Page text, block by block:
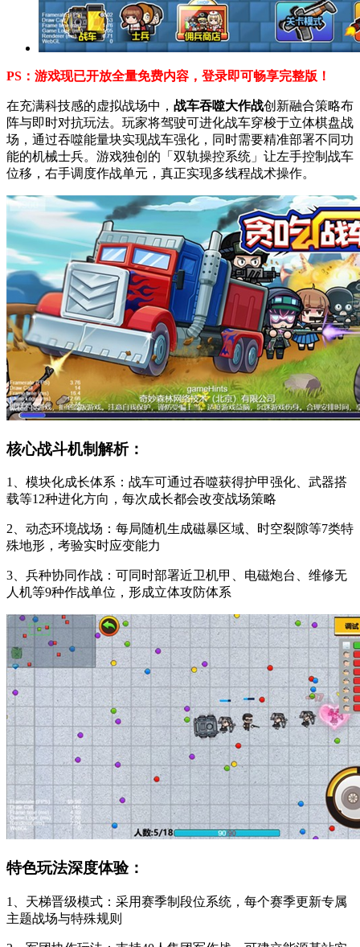
PS：游戏现已开放全量免费内容，登录即可畅享完整版！
在充满科技感的虚拟战场中， 战车吞噬大作战创新融合策略布
阵与即时对抗玩法。玩家将驾驶可进化战车穿梭于立体棋盘战
场，通过吞噬能量块实现战车强化，同时需要精准部署不同功
能的机械士兵。游戏独创的「双轨操控系统」让左手控制战车
位移，右手调度作战单元，真正实现多线程战术操作。
核心战斗机制解析：
1、模块化成长体系：战车可通过吞噬获得护甲强化、武器搭
载等12种进化方向，每次成长都会改变战场策略
2、动态环境战场：每局随机生成磁暴区域、时空裂隙等7类特
殊地形，考验实时应变能力
3、兵种协同作战：可同时部署近卫机甲、电磁炮台、维修无
人机等9种作战单位，形成立体攻防体系
特色玩法深度体验：
1、天梯晋级模式：采用赛季制段位系统，每个赛季更新专属
主题战场与特殊规则